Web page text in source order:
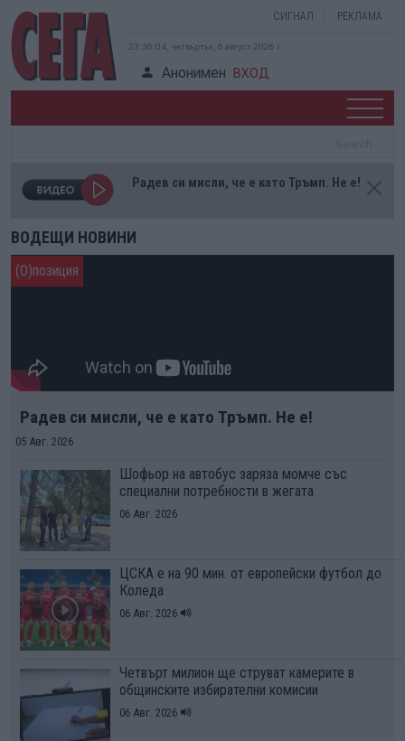
СИГНАЛ РЕКЛАМА
23:36:05, четвъртък, 6 август 2026 г.
Анонимен ВХОД
Радев си мисли, че е като Тръмп. Не е!
ВОДЕЩИ НОВИНИ
Радев си мисли, че е като Тръмп. Не е!
05 Авг. 2026
Шофьор на автобус заряза момче със
специални потребности в жегата
06 Авг. 2026
ЦСКА е на 90 мин. от европейски футбол до
Коледа
06 Авг. 2026
Четвърт милион ще струват камерите в
общинските избирателни комисии
06 Авг. 2026